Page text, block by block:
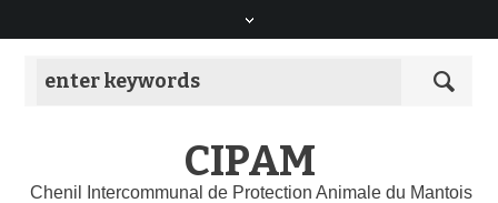
CIPAM
Chenil Intercommunal de Protection Animale du Mantois